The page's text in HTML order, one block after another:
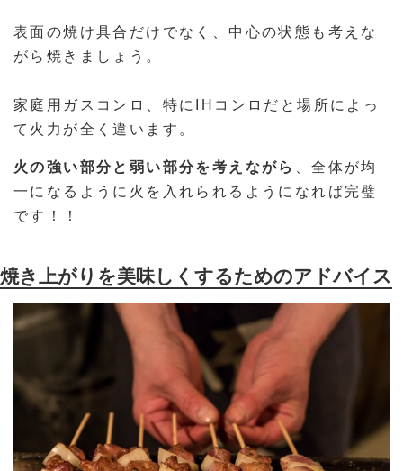
表面の焼け具合だけでなく、中心の状態も考えな
がら焼きましょう。
家庭用ガスコンロ、特にIHコンロだと場所によっ
て火力が全く違います。
火の強い部分と弱い部分を考えながら
、全体が均
一になるように火を入れられるようになれば完璧
です！！
焼き上がりを美味しくするためのアドバイス